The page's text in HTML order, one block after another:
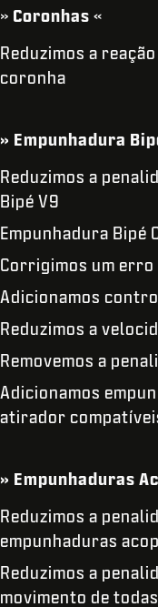
» Coronhas «
Reduzimos a
coronha
» Empunhadura
Reduzimos a
Bipé V9
Empunhadura Bipé
Corrigimos um
Adicionamos
Reduzimos a
Removemos a
Adicionamos
atirador
» Empunhaduras
Reduzimos a
empunhaduras
Reduzimos a
movimento de